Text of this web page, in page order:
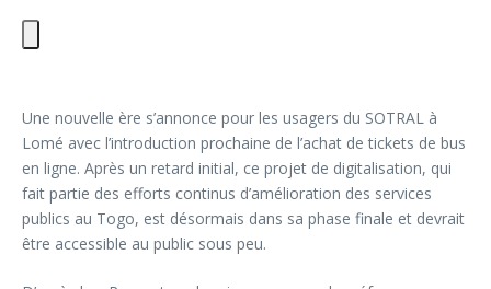
Une nouvelle ère s’annonce pour les usagers du SOTRAL à
Lomé avec l’introduction prochaine de l’achat de tickets de bus
en ligne. Après un retard initial, ce projet de digitalisation, qui
fait partie des efforts continus d’amélioration des services
publics au Togo, est désormais dans sa phase finale et devrait
être accessible au public sous peu.